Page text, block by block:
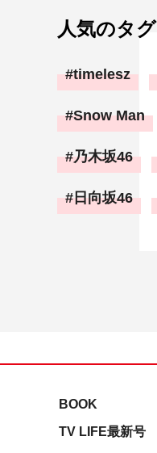
人気のタグ
timelesz
Snow Man
乃木坂46
日向坂46
BOOK
TV LIFE最新号